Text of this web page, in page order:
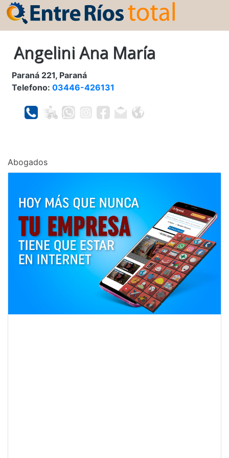
Angelini Ana María
Paraná 221, Paraná
Telefono: 03446-426131
Abogados